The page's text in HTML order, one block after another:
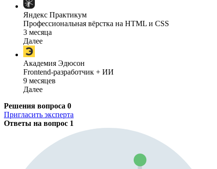
Яндекс Практикум
Профессиональная вёрстка на HTML и CSS
3 месяца
Далее
Академия Эдюсон
Frontend-разработчик + ИИ
9 месяцев
Далее
Решения вопроса 0
Пригласить эксперта
Ответы на вопрос 1